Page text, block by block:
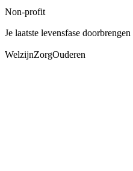
Non-profit
Je laatste levensfase
WelzijnZorgOuderen